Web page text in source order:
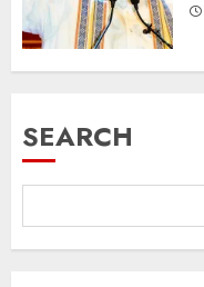
SEARCH